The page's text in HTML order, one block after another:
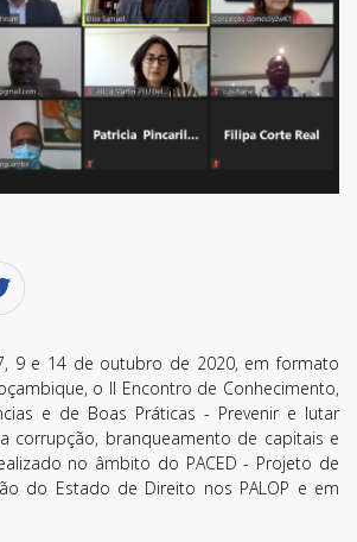
9 e 14 de outubro de 2020, em formato
o II Encontro de Conhecimento,
e de Boas Práticas - Prevenir e lutar
corrupção, branqueamento de capitais e
no âmbito do PACED - Projeto de
do Estado de Direito nos PALOP e em